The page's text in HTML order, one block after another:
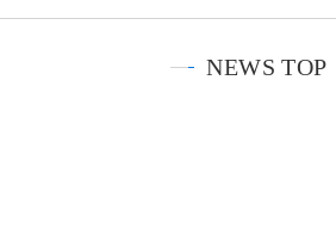
NEWS TOP